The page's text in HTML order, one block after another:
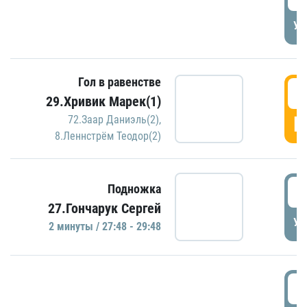
Гол в равенстве
29.Хривик Марек(1)
72.Заар Даниэль(2),
8.Леннстрём Теодор(2)
Подножка
27.Гончарук Сергей
2 минуты / 27:48 - 29:48